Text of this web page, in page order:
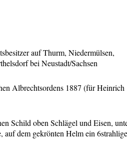
auf Thurm, Niedermülsen,
bei Neustadt/Sachsen
Albrechtsordens 1887 (für Heinrich
Schild oben Schlägel und Eisen,
auf dem gekrönten Helm ein